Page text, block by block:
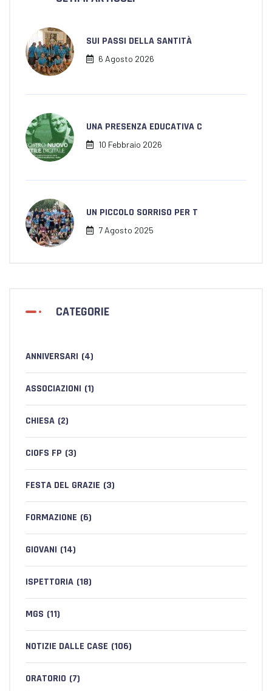
SUI PASSI DELLA SANTITÀ
6 Agosto 2026
UNA PRESENZA EDUCATIVA C
10 Febbraio 2026
UN PICCOLO SORRISO PER T
7 Agosto 2025
CATEGORIE
ANNIVERSARI (4)
ASSOCIAZIONI (1)
CHIESA (2)
CIOFS FP (3)
FESTA DEL GRAZIE (3)
FORMAZIONE (6)
GIOVANI (14)
ISPETTORIA (18)
MGS (11)
NOTIZIE DALLE CASE (106)
ORATORIO (7)